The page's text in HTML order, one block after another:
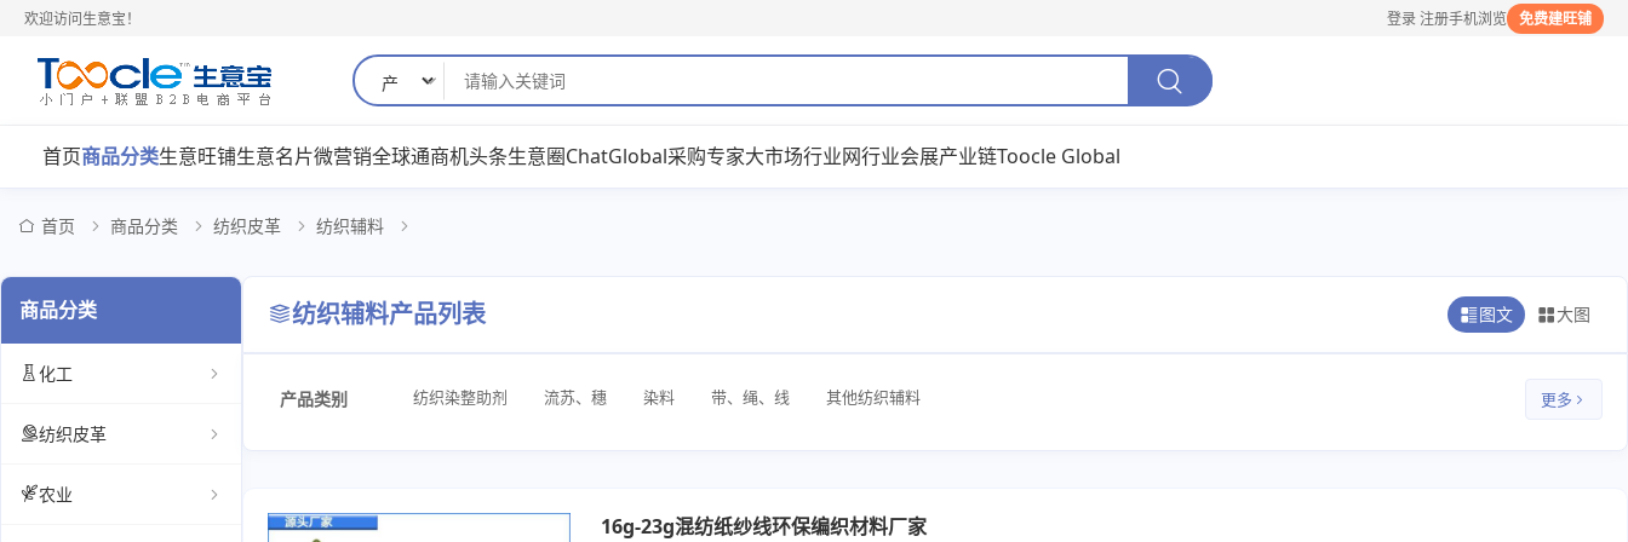
欢迎访问生意宝！ 登录 注册手机浏览 免费建旺铺
首页商品分类生意旺铺生意名片微营销全球通商机头条生意圈ChatGlobal采购专家大市场行业网行业会展产业链Toocle Global
首页 商品分类 纺织皮革 纺织辅料
商品分类
化工
纺织皮革
农业
纺织辅料产品列表 图文 大图
产品类别 纺织染整助剂 流苏、穗 染料 带、绳、线 其他纺织辅料 更多
16g-23g混纺纸纱线环保编织材料厂家